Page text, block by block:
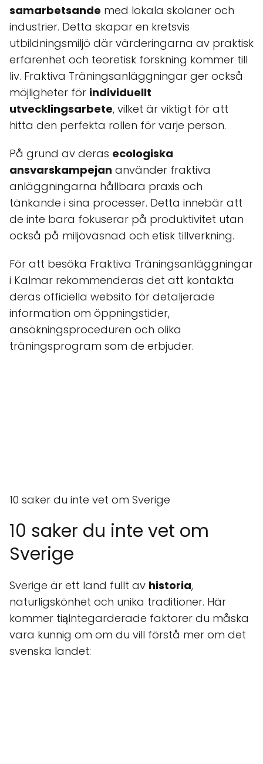
samarbetsande med lokala skolaner och
industrier. Detta skapar en kretsvis
utbildningsmiljö där värderingarna av praktisk
erfarenhet och teoretisk forskning kommer till
liv. Fraktiva Träningsanläggningar ger också
möjligheter för individuellt
utvecklingsarbete, vilket är viktigt för att
hitta den perfekta rollen för varje person.
På grund av deras ecologiska
ansvarskampejan använder fraktiva
anläggningarna hållbara praxis och
tänkande i sina processer. Detta innebär att
de inte bara fokuserar på produktivitet utan
också på miljöväsnad och etisk tillverkning.
För att besöka Fraktiva Träningsanläggningar
i Kalmar rekommenderas det att kontakta
deras officiella websito för detaljerade
information om öppningstider,
ansökningsproceduren och olika
träningsprogram som de erbjuder.
10 saker du inte vet om Sverige
10 saker du inte vet om
Sverige
Sverige är ett land fullt av historia,
naturligskönhet och unika traditioner. Här
kommer tiąIntegarderade faktorer du måska
vara kunnig om om du vill förstå mer om det
svenska landet: